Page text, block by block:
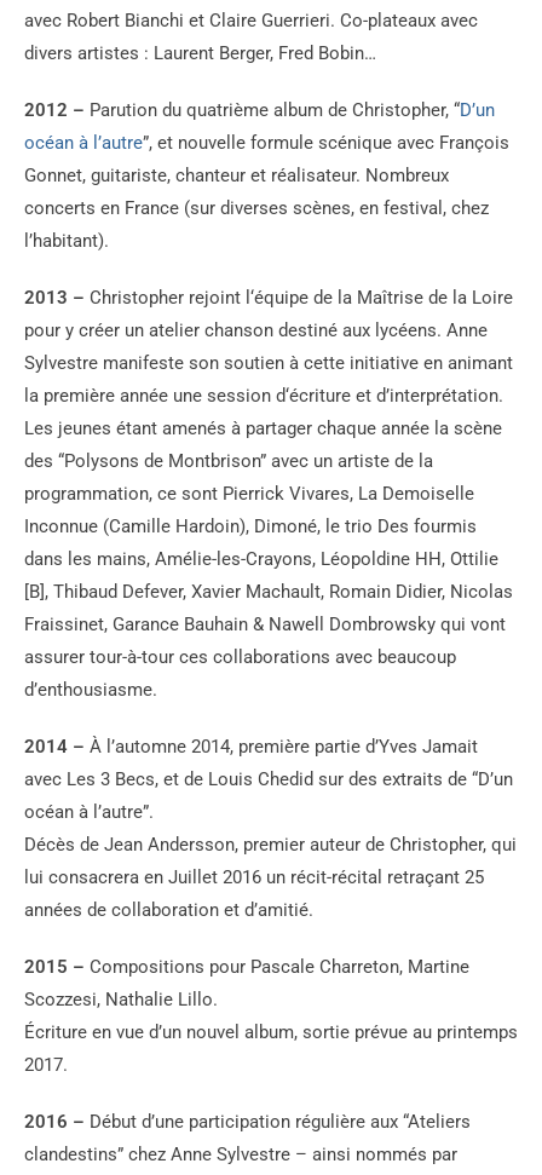
avec Robert Bianchi et Claire Guerrieri. Co-plateaux avec
divers artistes : Laurent Berger, Fred Bobin…
2012 – Parution du quatrième album de Christopher, “D’un
océan à l’autre”, et nouvelle formule scénique avec François
Gonnet, guitariste, chanteur et réalisateur. Nombreux
concerts en France (sur diverses scènes, en festival, chez
l’habitant).
2013 – Christopher rejoint l‘équipe de la Maîtrise de la Loire
pour y créer un atelier chanson destiné aux lycéens. Anne
Sylvestre manifeste son soutien à cette initiative en animant
la première année une session d‘écriture et d’interprétation.
Les jeunes étant amenés à partager chaque année la scène
des “Polysons de Montbrison” avec un artiste de la
programmation, ce sont Pierrick Vivares, La Demoiselle
Inconnue (Camille Hardoin), Dimoné, le trio Des fourmis
dans les mains, Amélie-les-Crayons, Léopoldine HH, Ottilie
[B], Thibaud Defever, Xavier Machault, Romain Didier, Nicolas
Fraissinet, Garance Bauhain & Nawell Dombrowsky qui vont
assurer tour-à-tour ces collaborations avec beaucoup
d’enthousiasme.
2014 – À l’automne 2014, première partie d’Yves Jamait
avec Les 3 Becs, et de Louis Chedid sur des extraits de “D’un
océan à l’autre”.
Décès de Jean Andersson, premier auteur de Christopher, qui
lui consacrera en Juillet 2016 un récit-récital retraçant 25
années de collaboration et d’amitié.
2015 – Compositions pour Pascale Charreton, Martine
Scozzesi, Nathalie Lillo.
Écriture en vue d’un nouvel album, sortie prévue au printemps
2017.
2016 – Début d’une participation régulière aux “Ateliers
clandestins” chez Anne Sylvestre – ainsi nommés par